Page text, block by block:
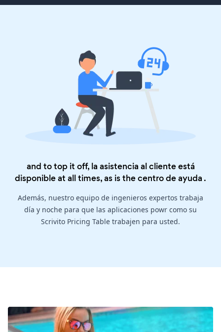
and to top it off, la asistencia al cliente está
disponible at all times, as is thecentro de ayuda .
Además, nuestro equipo de ingenieros expertos trabaja
día y noche para que las aplicaciones powr como su
Scrivito Pricing Table trabajen para usted.